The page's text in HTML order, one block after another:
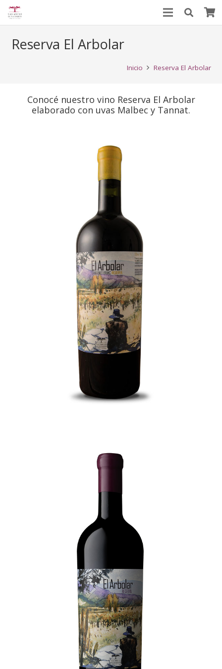
Reserva El Arbolar
Inicio Reserva El Arbolar
Conocé nuestro vino Reserva El Arbolar
elaborado con uvas Malbec y Tannat.